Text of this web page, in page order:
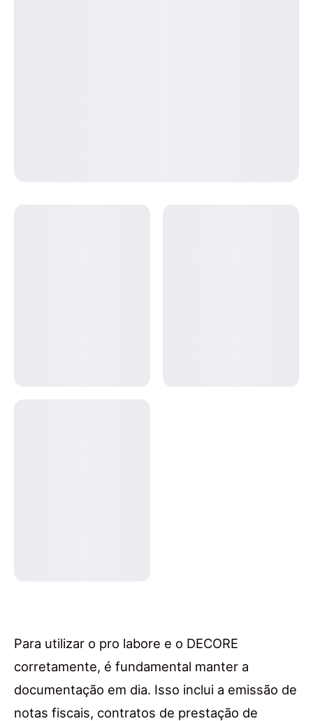
Para utilizar o pro labore e o DECORE
corretamente, é fundamental manter a
documentação em dia. Isso inclui a emissão de
notas fiscais, contratos de prestação de